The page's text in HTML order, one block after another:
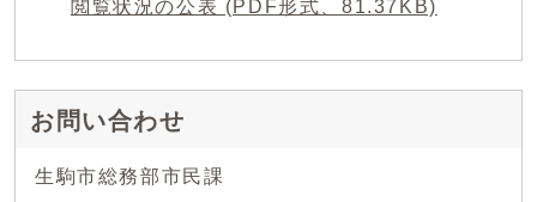
閲覧状況の公表 (PDF形式、81.37KB)
お問い合わせ
生駒市総務部市民課